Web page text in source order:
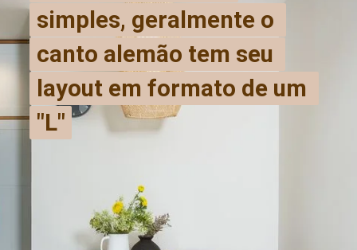
simples, geralmente o
canto alemão tem seu
layout em formato de um
"L"
simples, geralmente o
canto alemão tem seu
layout em formato de um
"L"